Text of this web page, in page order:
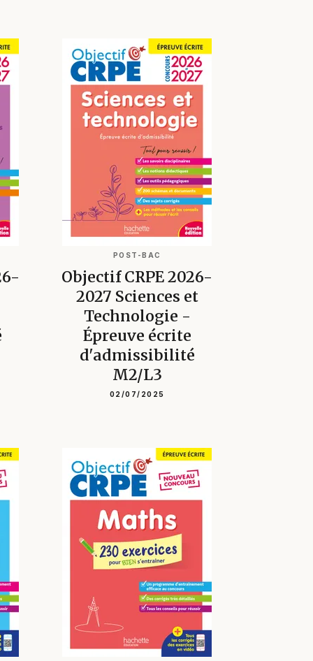
POST-BAC
Objectif CRPE 2026-
2027 Sciences et
Technologie -
Épreuve écrite
d'admissibilité
M2/L3
02/07/2025